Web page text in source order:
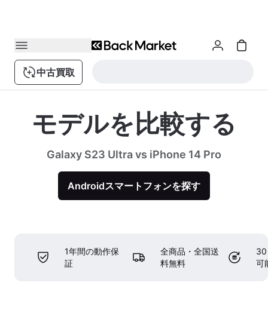
中古買取
モデルを比較する
Galaxy S23 Ultra vs iPhone 14 Pro
Androidスマートフォンを探す
1年間の動作保
証
全商品・全国送
料無料
30
可